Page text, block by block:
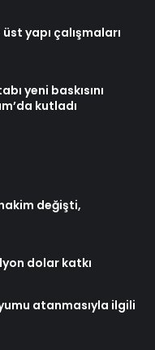
yapı çalışmaları
yeni baskısını
kutladı
değişti,
dolar katkı
atanmasıyla ilgili